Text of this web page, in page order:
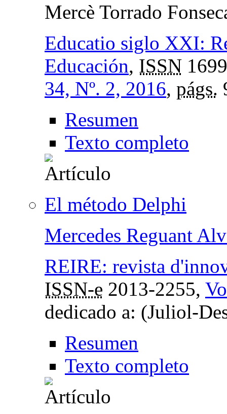
Mercè Torrado
Educatio siglo XXI:
Educación, ISSN
34, Nº. 2, 2016, págs.
Resumen
Texto completo
El método Delphi
Mercedes Reguant
REIRE: revista
ISSN-e 2013-2255,
dedicado a: (Juliol-
Resumen
Texto completo